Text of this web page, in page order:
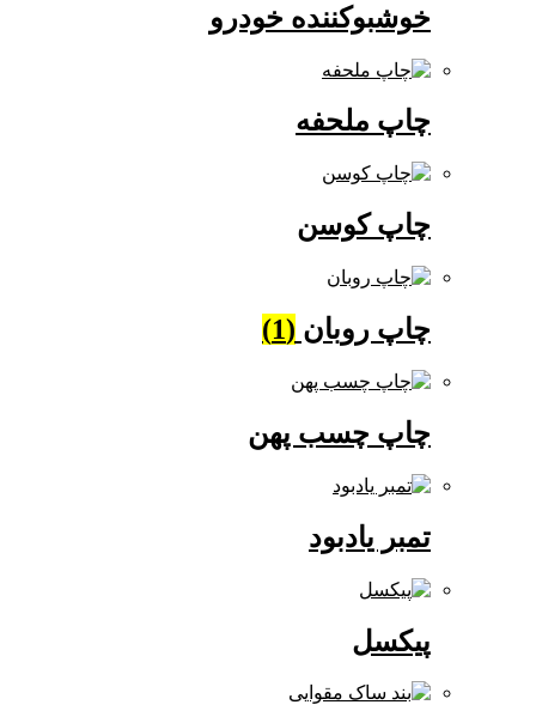
خوشبوکننده خودرو
چاپ ملحفه
چاپ کوسن
چاپ روبان(1)
چاپ چسب پهن
تمبر یادبود